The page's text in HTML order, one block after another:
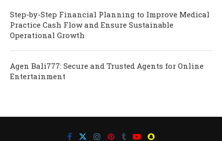
Step-by-Step Financial Planning to Improve Medical
Practice Cash Flow and Ensure Sustainable
Operational Growth
Agen Bali777: Secure and Trusted Agents for Online
Entertainment